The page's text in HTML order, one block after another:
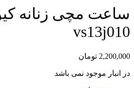
ساعت مچی زنانه
vs13j010
2,200,000 تومان
در انبار موجود نمی باشد